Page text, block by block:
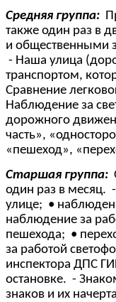
Средняя группа:
также один раз в
и общественными
- Наша улица
транспортом,
Сравнение
Наблюдение за
дорожного
часть»,
«пешеход»,
Старшая группа:
один раз в месяц.
улице; •
наблюдение за
пешехода; •
за работой
инспектора ДПС
остановке. -
знаков и их